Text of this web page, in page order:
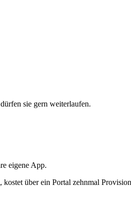
sie gern weiterlaufen.
eigene App.
über ein Portal zehnmal